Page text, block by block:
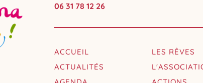
06 31 78 12 26
ACCUEIL
ACTUALITÉS
LES RÊVES